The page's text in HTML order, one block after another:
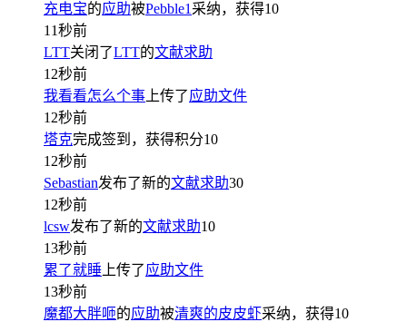
充电宝的应助被Pebble1 采纳，获得10
11秒前
LTT关闭了LTT的文献求助
12秒前
我看看怎么个事 上传了应助文件
12秒前
塔克完成签到，获得积分10
12秒前
Sebastian发布了新的文献求助30
12秒前
lcsw发布了新的文献求助10
13秒前
累了就睡 上传了应助文件
13秒前
魔都大胖咂的应助被清爽的皮皮虾采纳，获得10